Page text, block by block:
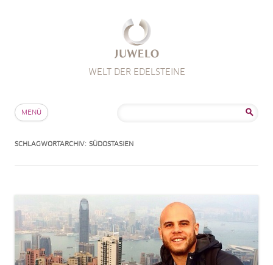
WELT DER EDELSTEINE
MENÜ
SCHLAGWORTARCHIV: SÜDOSTASIEN